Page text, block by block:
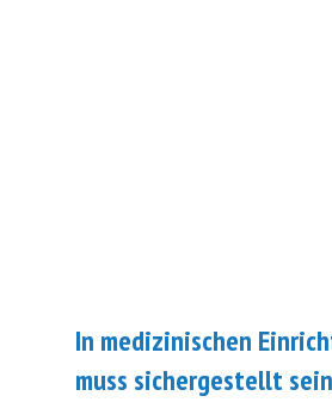
In medizinischen
muss sichergestellt